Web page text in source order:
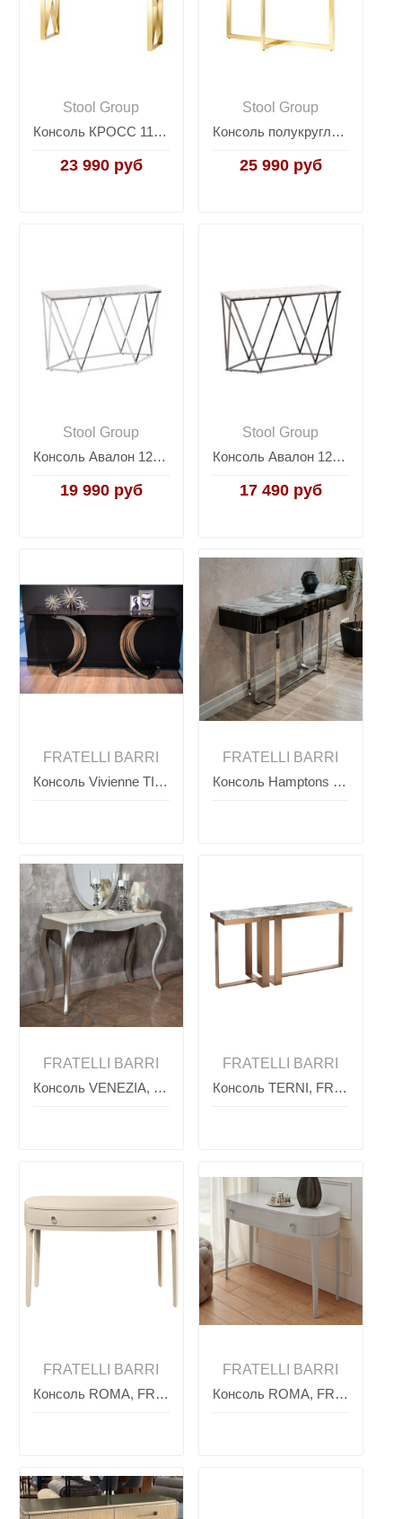
Stool Group
Консоль КРОСС 115*30 золото стекло smoke
23 990 руб
Stool Group
Консоль полукруглая АЛЬБА 115*30 золото стекло черное
25 990 руб
Stool Group
Консоль Авалон 122*41 серый мрамор сталь серебро
19 990 руб
Stool Group
Консоль Авалон 122*41 серый мрамор сталь темный хром
17 490 руб
FRATELLI BARRI
Консоль Vivienne TIMELESS SALE, FRATELLI BARRI
FRATELLI BARRI
Консоль Hamptons TIMELESS SALE, FRATELLI BARRI
FRATELLI BARRI
Консоль VENEZIA, FRATELLI BARRI
FRATELLI BARRI
Консоль TERNI, FRATELLI BARRI
FRATELLI BARRI
Консоль ROMA, FRATELLI BARRI
FRATELLI BARRI
Консоль ROMA, FRATELLI BARRI